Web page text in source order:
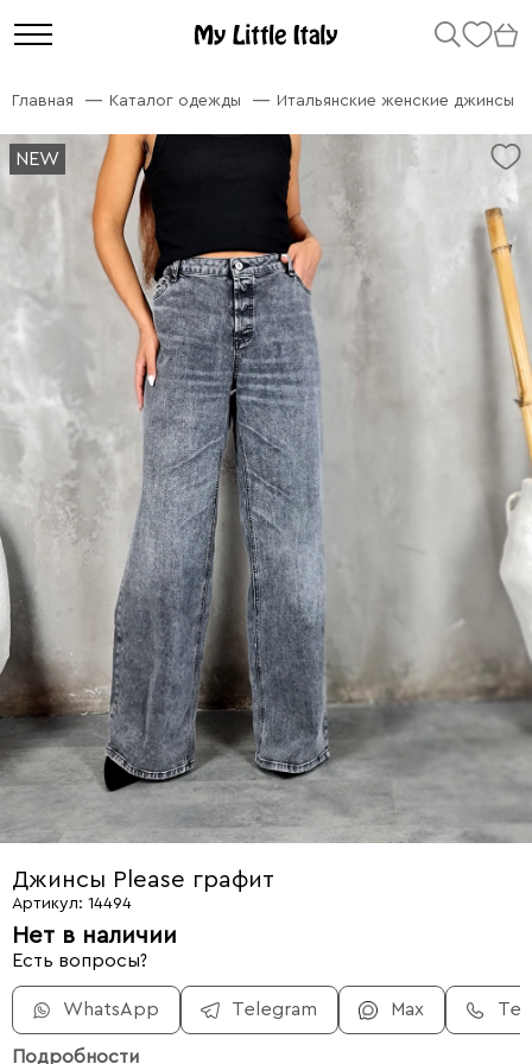
Главная Каталог одежды Итальянские женские джинсы
NEW
NEW
Джинсы Please графит
Артикул: 14494
Нет в наличии
Есть вопросы?
WhatsApp Telegram Max
Подробности